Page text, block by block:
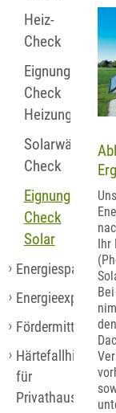
Heiz-
Check
Eignungs-
Check
Heizung
Solarwärme-
Check
Eignungs-
Check
Solar
Energiespartipps
Energieexperten
Fördermittel
Härtefallhilfen
für
Privathaushalte
Ihr